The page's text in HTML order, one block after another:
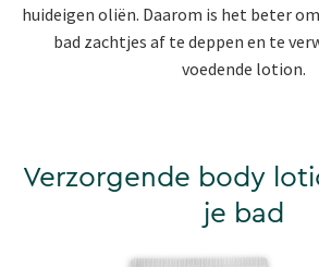
huideigen oliën. Daarom is het beter
bad zachtjes af te deppen en te
voedende lotion.
Verzorgende body
je bad